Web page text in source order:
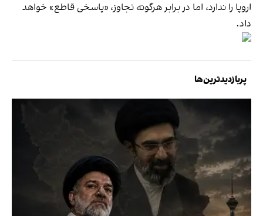
اروپا را ندارد، اما در برابر هرگونه تجاوز، «پاسخی قاطع» خواهد
داد.
پربازدیدترین‌ها